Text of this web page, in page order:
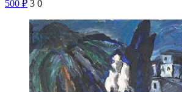
500 ₽ 3 0